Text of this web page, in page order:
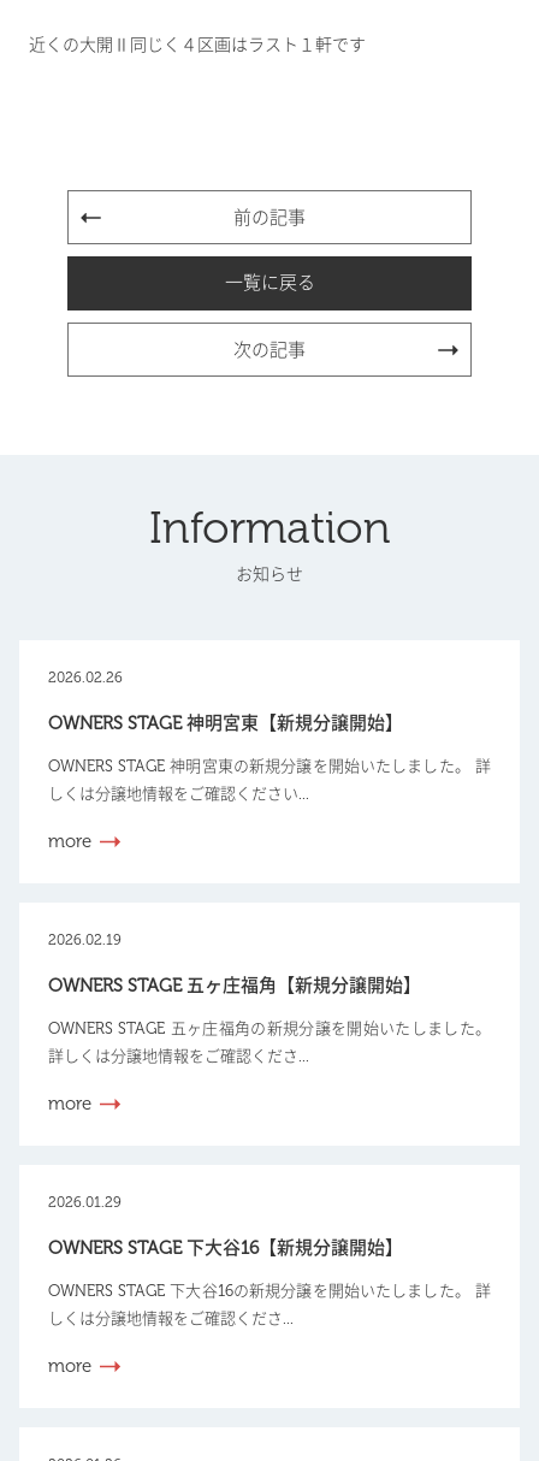
近くの大開Ⅱ同じく４区画はラスト１軒です
前の記事
一覧に戻る
次の記事
Information
お知らせ
2026.02.26
OWNERS STAGE 神明宮東【新規分譲開始】
OWNERS STAGE 神明宮東の新規分譲を開始いたしました。 詳
しくは分譲地情報をご確認ください...
more
2026.02.19
OWNERS STAGE 五ヶ庄福角【新規分譲開始】
OWNERS STAGE 五ヶ庄福角の新規分譲を開始いたしました。
詳しくは分譲地情報をご確認くださ...
more
2026.01.29
OWNERS STAGE 下大谷16【新規分譲開始】
OWNERS STAGE 下大谷16の新規分譲を開始いたしました。 詳
しくは分譲地情報をご確認くださ...
more